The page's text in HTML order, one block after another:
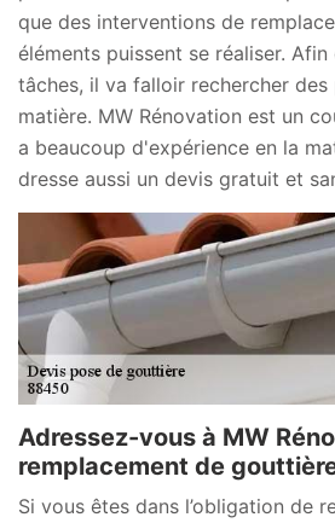
que des interventions de
éléments puissent se réaliser.
tâches, il va falloir rechercher des
matière. MW Rénovation est un
a beaucoup d'expérience en la
dresse aussi un devis gratuit et
Adressez-vous à MW
remplacement de
Si vous êtes dans l’obligation de